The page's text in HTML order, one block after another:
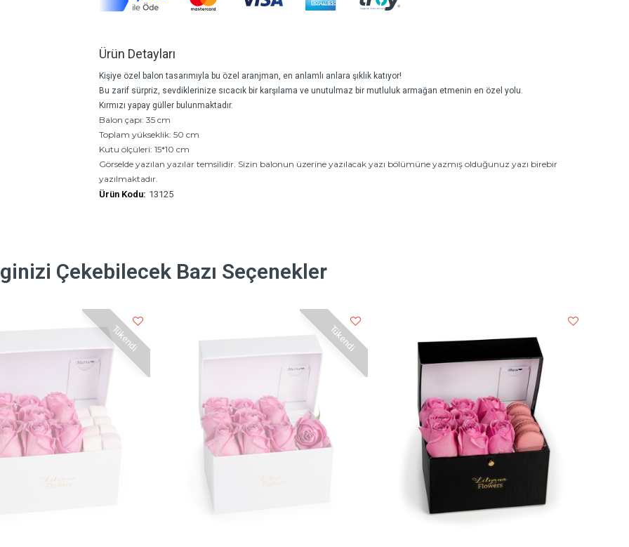
Ürün Detayları
Kişiye özel balon tasarımıyla bu özel aranjman, en anlamlı anlara şıklık katıyor!
Bu zarif sürpriz, sevdiklerinize sıcacık bir karşılama ve unutulmaz bir mutluluk armağan etmenin en özel yolu.
Kırmızı yapay güller bulunmaktadır.
Balon çapı: 35 cm
Toplam yükseklik: 50 cm
Kutu ölçüleri: 15*10 cm
Görselde yazılan yazılar temsilidir. Sizin balonun üzerine yazılacak yazı bölümüne yazmış olduğunuz yazı birebir
yazılmaktadır.
Ürün Kodu: 13125
Çekebilecek Bazı Seçenekler
Tükendi Tükendi